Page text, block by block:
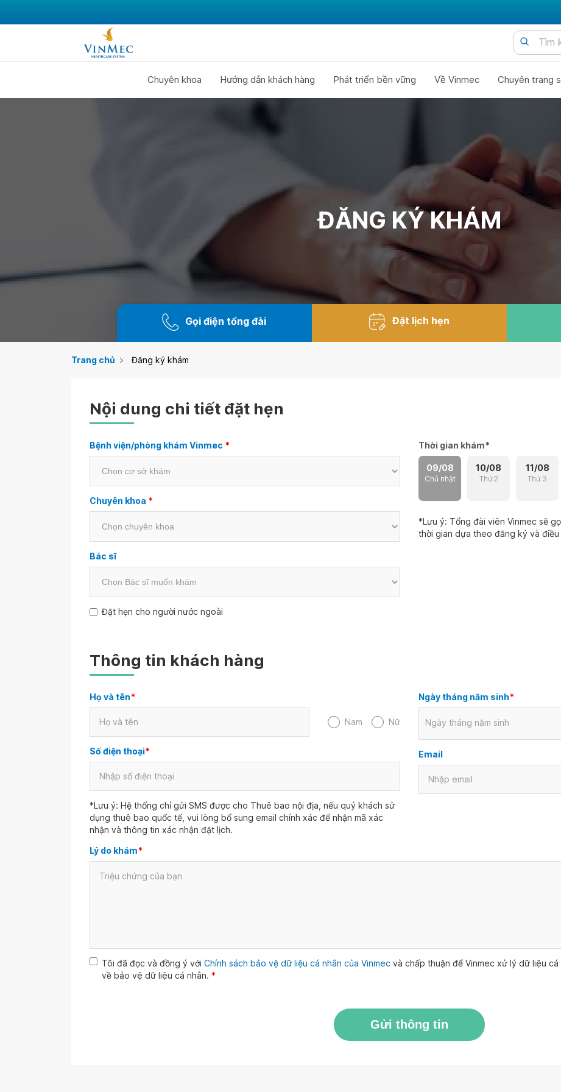
Chuyên khoa Hướng dẫn khách hàng Phát triển bền vững Về Vinmec Chuyên trang
ĐĂNG KÝ KHÁM
Gọi điện tổng đài Đặt lịch hẹn
Trang chủ Đăng ký khám
Nội dung chi tiết đặt hẹn
Bệnh viện/phòng khám Vinmec *
Chuyên khoa *
Bác sĩ
Đặt hẹn cho người nước ngoài
Thời gian khám*
09/08
Chủ nhật
10/08
Thứ 2
11/08
Thứ 3
*Lưu ý: Tổng đài viên Vinmec sẽ
thời gian dựa theo đăng ký và điều
Thông tin khách hàng
Họ và tên*
Nam Nữ
Số điện thoại*
*Lưu ý: Hệ thống chỉ gửi SMS được cho Thuê bao nội địa, nếu quý khách sử
dụng thuê bao quốc tế, vui lòng bổ sung email chính xác để nhận mã xác
nhận và thông tin xác nhận đặt lịch.
Ngày tháng năm sinh*
Ngày tháng năm sinh
Email
Lý do khám*
Tôi đã đọc và đồng ý với Chính sách bảo vệ dữ liệu cá nhân của Vinmec và chấp thuận để Vinmec xử lý dữ liệu
về bảo vệ dữ liệu cá nhân. *
Gửi thông tin